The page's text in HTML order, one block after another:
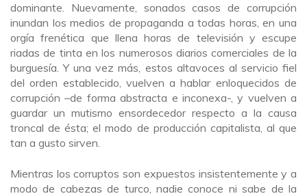
dominante. Nuevamente, sonados casos de corrupción
inundan los medios de propaganda a todas horas, en una
orgía frenética que llena horas de televisión y escupe
riadas de tinta en los numerosos diarios comerciales de la
burguesía. Y una vez más, estos altavoces al servicio fiel
del orden establecido, vuelven a hablar enloquecidos de
corrupción –de forma abstracta e inconexa-, y vuelven a
guardar un mutismo ensordecedor respecto a la causa
troncal de ésta; el modo de producción capitalista, al que
tan a gusto sirven.
Mientras los corruptos son expuestos insistentemente y a
modo de cabezas de turco, nadie conoce ni sabe de la